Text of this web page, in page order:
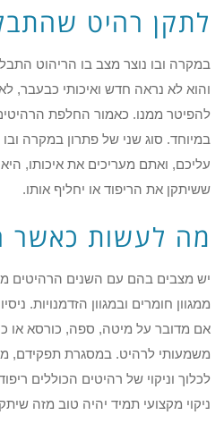
לתקן רהיט
במקרה ובו נוצר מצב בו הריהוט
והוא לא נראה חדש ואיכותי כבעבר,
להפיטר ממנו. כאמור החלפת
במיוחד. סוג שני של פתרון במקרה
עליכם, ואתם מעריכים את איכותו,
ששיתקן את הריפוד או יחליף אותו.
מה לעשות כאשר
יש מצבים בהם עם השנים הרהיטים
ממגוון חומרים ובמגוון הזדמנויות.
אם מדובר על מיטה, ספה, כורסא או
משמעותי לרהיט. במסגרת תפקידם,
לכלוך וניקוי של רהיטים הכוללים
ניקוי מקצועי תמיד יהיה טוב מזה